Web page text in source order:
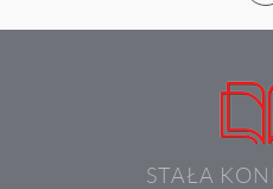
STAŁA